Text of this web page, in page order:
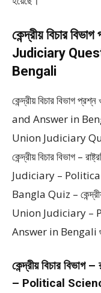
কেন্দ্রীয় বিচার
Judiciary
Bengali
কেন্দ্রীয় বিচার
and Answer in
Union Judiciary
কেন্দ্রীয় বিচার বিভাগ –
Judiciary –
Bangla Quiz – কেন্দ্রীয়
Union Judiciary –
Answer in Bengali
কেন্দ্রীয় বিচার
– Political